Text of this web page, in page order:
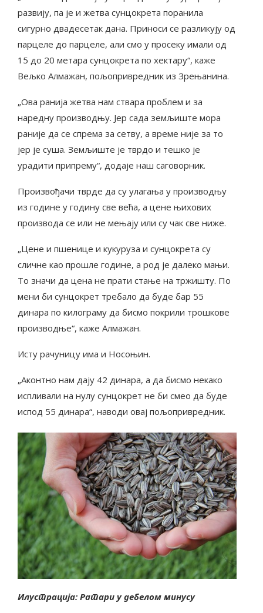
развију, па је и жетва сунцокрета поранила
сигурно двадесетак дана. Приноси се разликују од
парцеле до парцеле, али смо у просеку имали од
15 до 20 метара сунцокрета по хектару“, каже
Вељко Алмажан, пољопривредник из Зрењанина.
„Ова ранија жетва нам ствара проблем и за
наредну производњу. Јер сада земљиште мора
раније да се спрема за сетву, а време није за то
јер је суша. Земљиште је тврдо и тешко је
урадити припрему“, додаје наш саговорник.
Произвођачи тврде да су улагања у производњу
из године у годину све већа, а цене њихових
производа се или не мењају или су чак све ниже.
„Цене и пшенице и кукуруза и сунцокрета су
сличне као прошле године, а род је далеко мањи.
То значи да цена не прати стање на тржишту. По
мени би сунцокрет требало да буде бар 55
динара по килограму да бисмо покрили трошкове
производње“, каже Алмажан.
Исту рачуницу има и Носоњин.
„Аконтно нам дају 42 динара, а да бисмо некако
испливали на нулу сунцокрет не би смео да буде
испод 55 динара“, наводи овај пољопривредник.
Илустрација: Ратари у дебелом минусу